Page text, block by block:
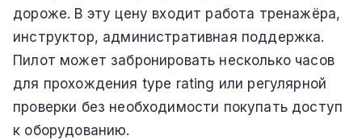
дороже. В эту цену входит работа тренажёра,
инструктор, административная поддержка.
Пилот может забронировать несколько часов
для прохождения type rating или регулярной
проверки без необходимости покупать доступ
к оборудованию.